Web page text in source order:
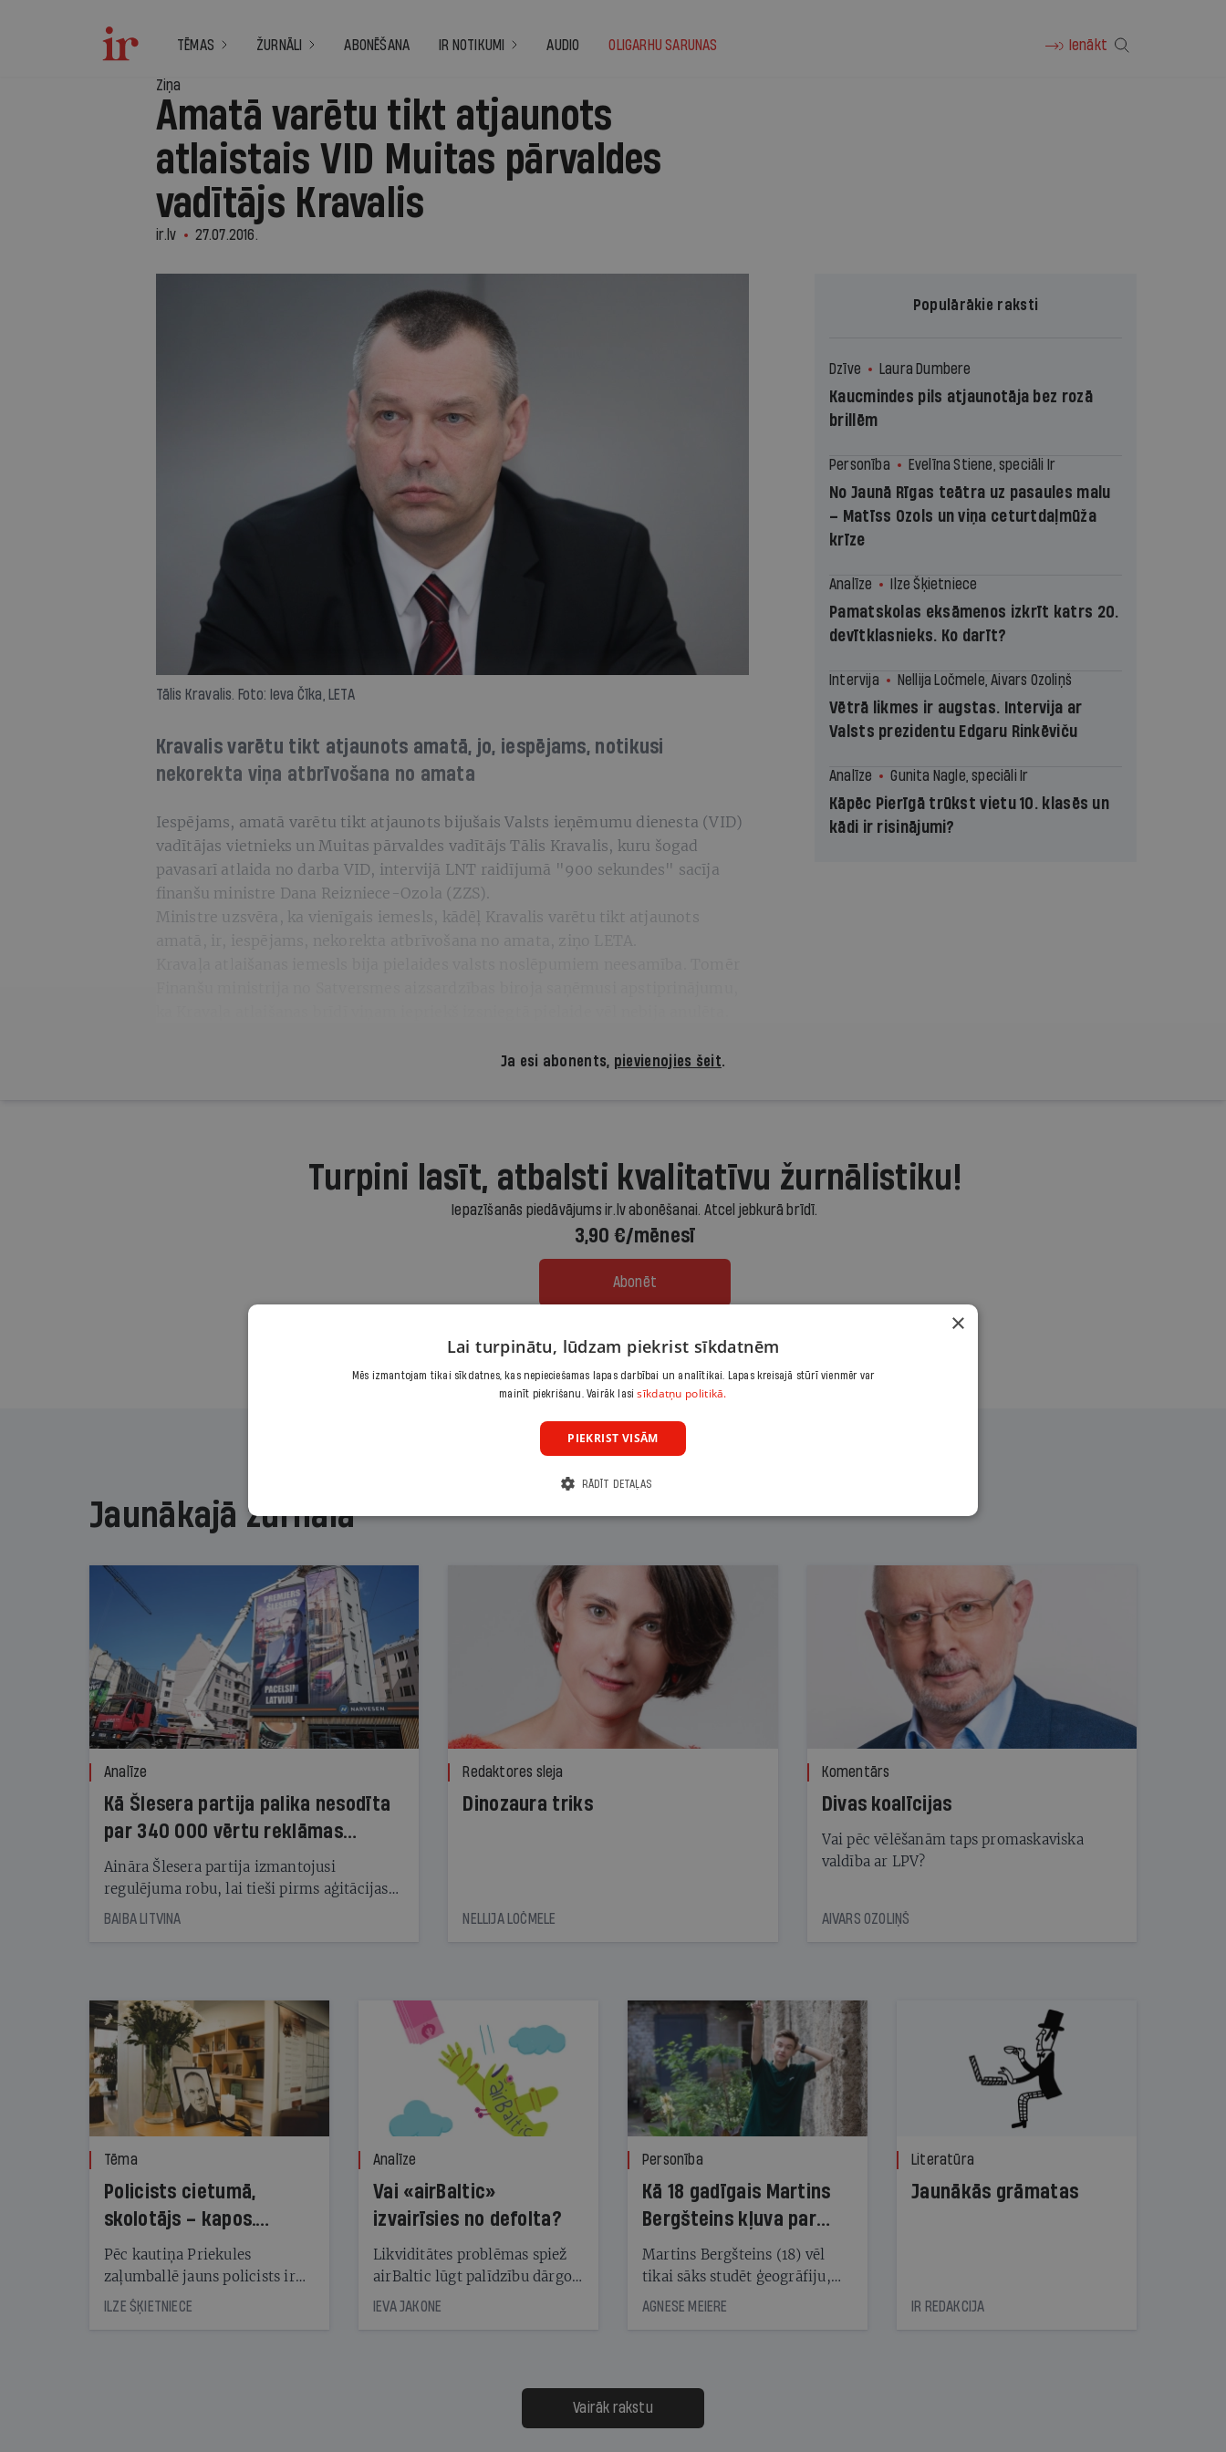
TĒMAS ŽURNĀLI ABONĒŠANA IR NOTIKUMI AUDIO OLIGARHU SARUNAS Ienākt
Ziņa
Amatā varētu tikt atjaunots
atlaistais VID Muitas pārvaldes
vadītājs Kravalis
ir.lv 27.07.2016.
Tālis Kravalis. Foto: Ieva Čīka, LETA
Kravalis varētu tikt atjaunots amatā, jo, iespējams, notikusi
nekorekta viņa atbrīvošana no amata
Iespējams, amatā varētu tikt atjaunots bijušais Valsts ieņēmumu dienesta (VID)
vadītājas vietnieks un Muitas pārvaldes vadītājs Tālis Kravalis, kuru šogad
pavasarī atlaida no darba VID, intervijā LNT raidījumā "900 sekundes" sacīja
finanšu ministre Dana Reizniece-Ozola (ZZS).
Ministre uzsvēra, ka vienīgais iemesls, kādēļ Kravalis varētu tikt atjaunots
amatā, ir, iespējams, nekorekta atbrīvošana no amata, ziņo LETA.
Populārākie raksti
Dzīve Laura Dumbere
Kaucmindes pils atjaunotāja bez rozā
brillēm
Personība Evelīna Stiene, speciāli Ir
No Jaunā Rīgas teātra uz pasaules malu
– Matīss Ozols un viņa ceturtdaļmūža
krīze
Analīze Ilze Šķietniece
Pamatskolas eksāmenos izkrīt katrs 20.
devītklasnieks. Ko darīt?
Intervija Nellija Ločmele, Aivars Ozoliņš
Vētrā likmes ir augstas. Intervija ar
Valsts prezidentu Edgaru Rinkēviču
Analīze Gunita Nagle, speciāli Ir
Kāpēc Pierīgā trūkst vietu 10. klasēs un
kādi ir risinājumi?
Ja esi abonents, pievienojies šeit.
Turpini lasīt, atbalsti kvalitatīvu žurnālistiku!
Iepazīšanās piedāvājums ir.lv abonēšanai. Atcel jebkurā brīdī.
3,90 €/mēnesī
Abonēt
Citas abonēšanas iespējas meklē šeit
Jaunākajā žurnālā
Analīze
Kā Šlesera partija palika nesodīta
par 340 000 vērtu reklāmas
kampaņu
Aināra Šlesera partija izmantojusi
regulējuma robu, lai tieši pirms aģitācijas
starta izreklamētos par summu, kas
BAIBA LITVINA
Redaktores sleja
Dinozaura triks
NELLIJA LOČMELE
Komentārs
Divas koalīcijas
Vai pēc vēlēšanām taps promaskaviska
valdība ar LPV?
AIVARS OZOLIŅŠ
Tēma
Policists cietumā,
skolotājs – kapos.
Reibuma cena Priekulē
Pēc kautiņa Priekules
zaļumballē jauns policists ir
nonācis cietumā, bet
cienījams pedagogs — kapos.
ILZE ŠĶIETNIECE
Analīze
Vai «airBaltic»
izvairīsies no defolta?
Likviditātes problēmas spiež
airBaltic lūgt palīdzību dārgo
obligāciju turētājiem, taču
samaksāt augstos procentus,
kas jāpārskaita jau trīs dienas
pirms nākamās sapulces
IEVA JAKONE
Personība
Kā 18 gadīgais Martins
Bergšteins kļuva par
laika ziņu seju?
Martins Bergšteins (18) vēl
tikai sāks studēt ģeogrāfiju,
bet viņa sacītajam jau uzticas
uzcītīga darba, mammas
atbalsts un drosme turpināt
meteovērojumus arī tad, kad
AGNESE MEIERE
Literatūra
Jaunākās grāmatas
IR REDAKCIJA
Vairāk rakstu
×
Lai turpinātu, lūdzam piekrist sīkdatnēm
Mēs izmantojam tikai sīkdatnes, kas nepieciešamas lapas darbībai un analītikai. Lapas kreisajā stūrī vienmēr var
mainīt piekrišanu. Vairāk lasisīkdatņu politikā.
PIEKRIST VISĀM
RĀDĪT DETAĻAS